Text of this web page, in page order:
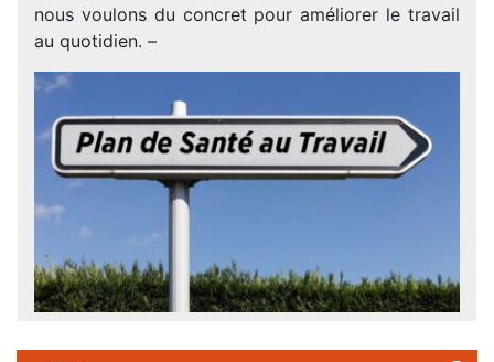
nous voulons du concret pour améliorer le travail
au quotidien. –